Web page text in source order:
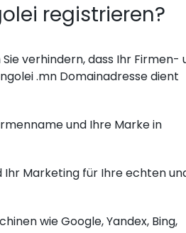
registrieren?
verhindern, dass Ihr Firmen-
.mn Domainadresse dient
und Ihre Marke in
Marketing für Ihre echten
wie Google, Yandex, Bing,